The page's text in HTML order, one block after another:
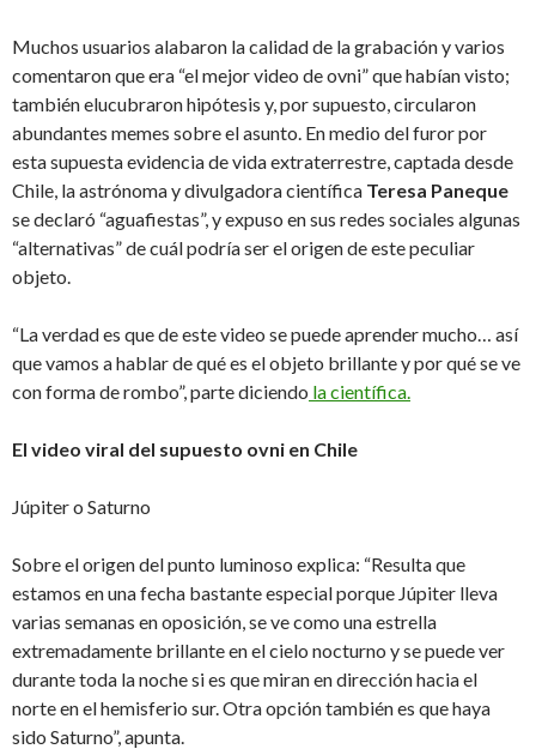
Muchos usuarios alabaron la calidad de la grabación y varios
comentaron que era “el mejor video de ovni” que habían visto;
también elucubraron hipótesis y, por supuesto, circularon
abundantes memes sobre el asunto. En medio del furor por
esta supuesta evidencia de vida extraterrestre, captada desde
Chile, la astrónoma y divulgadora científica Teresa Paneque
se declaró “aguafiestas”, y expuso en sus redes sociales algunas
“alternativas” de cuál podría ser el origen de este peculiar
objeto.
“La verdad es que de este video se puede aprender mucho… así
que vamos a hablar de qué es el objeto brillante y por qué se ve
con forma de rombo”, parte diciendo la científica.
El video viral del supuesto ovni en Chile
Júpiter o Saturno
Sobre el origen del punto luminoso explica: “Resulta que
estamos en una fecha bastante especial porque Júpiter lleva
varias semanas en oposición, se ve como una estrella
extremadamente brillante en el cielo nocturno y se puede ver
durante toda la noche si es que miran en dirección hacia el
norte en el hemisferio sur. Otra opción también es que haya
sido Saturno”, apunta.